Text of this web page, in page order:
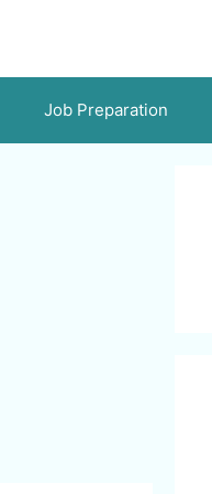
Job Preparation